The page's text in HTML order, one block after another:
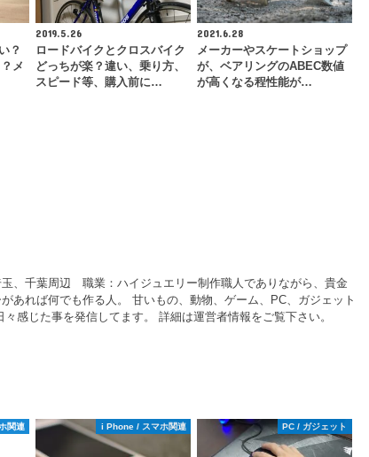
？
メ
2019.5.26
ロードバイクとクロスバイク
どっちが楽？違い、乗り方、
スピード等、購入前に…
2021.6.28
メーカーやスケートショップ
が、ベアリングのABEC数値
が高くなる程性能が…
、千葉周辺 職業：ハイジュエリー制作職人でありながら、貴金
あれば何でも作る人。 甘いもの、動物、ゲーム、PC、ガジェット
感じた事を発信してます。 詳細は運営者情報をご覧下さい。
関連 i Phone / スマホ関連 PC / ガジェット